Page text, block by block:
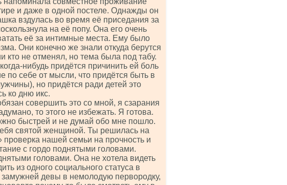
и даже в одной постеле. Однажды он
вздулась во время её приседания за
на её попу. Она его очень
её за интимные места. Ему было
Они конечно же знали откуда берутся
кто не отменял, но тема была под табу.
нибудь придётся причинить ей боль
себе от мысли, что придётся быть в
но придётся ради детей это
ко дню икс.
совершить это со мной, я сзарания
то этого не избежать. Я готова.
быстрей и не думай обо мне пошло.
святой женщиной. Ты решилась на
нашей семьи на прочность и
с гордо поднятыми головами.
головами. Она не хотела видеть
из одного социального статуса в
замужней девы в немолодую первородку,